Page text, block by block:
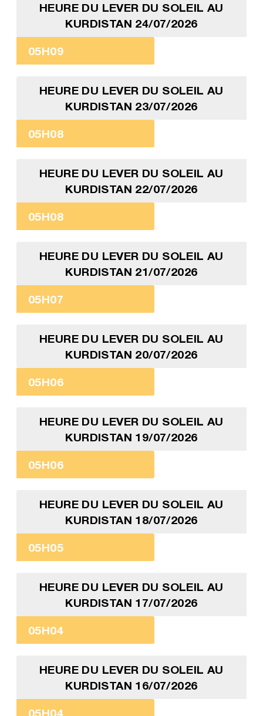
HEURE DU LEVER DU SOLEIL AU
KURDISTAN 24/07/2026
05H09
HEURE DU LEVER DU SOLEIL AU
KURDISTAN 23/07/2026
05H08
HEURE DU LEVER DU SOLEIL AU
KURDISTAN 22/07/2026
05H08
HEURE DU LEVER DU SOLEIL AU
KURDISTAN 21/07/2026
05H07
HEURE DU LEVER DU SOLEIL AU
KURDISTAN 20/07/2026
05H06
HEURE DU LEVER DU SOLEIL AU
KURDISTAN 19/07/2026
05H06
HEURE DU LEVER DU SOLEIL AU
KURDISTAN 18/07/2026
05H05
HEURE DU LEVER DU SOLEIL AU
KURDISTAN 17/07/2026
05H04
HEURE DU LEVER DU SOLEIL AU
KURDISTAN 16/07/2026
05H04